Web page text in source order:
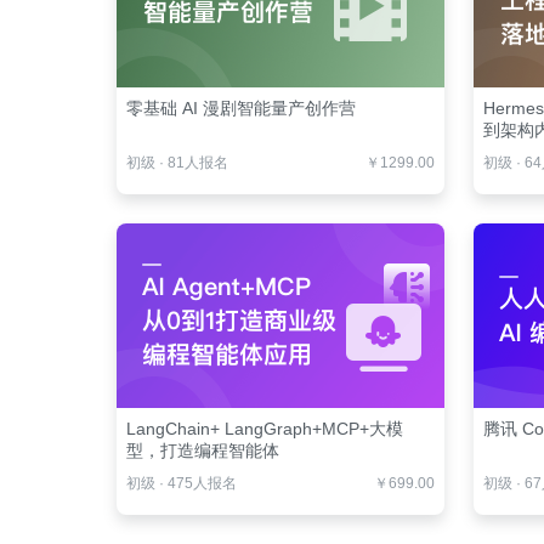
零基础 AI 漫剧智能量产创作营
初级 · 81人报名 ￥1299.00
到架构
初级 · 64
LangChain+ LangGraph+MCP+大模
型，打造编程智能体
初级 · 475人报名 ￥699.00
腾讯
初级 · 67